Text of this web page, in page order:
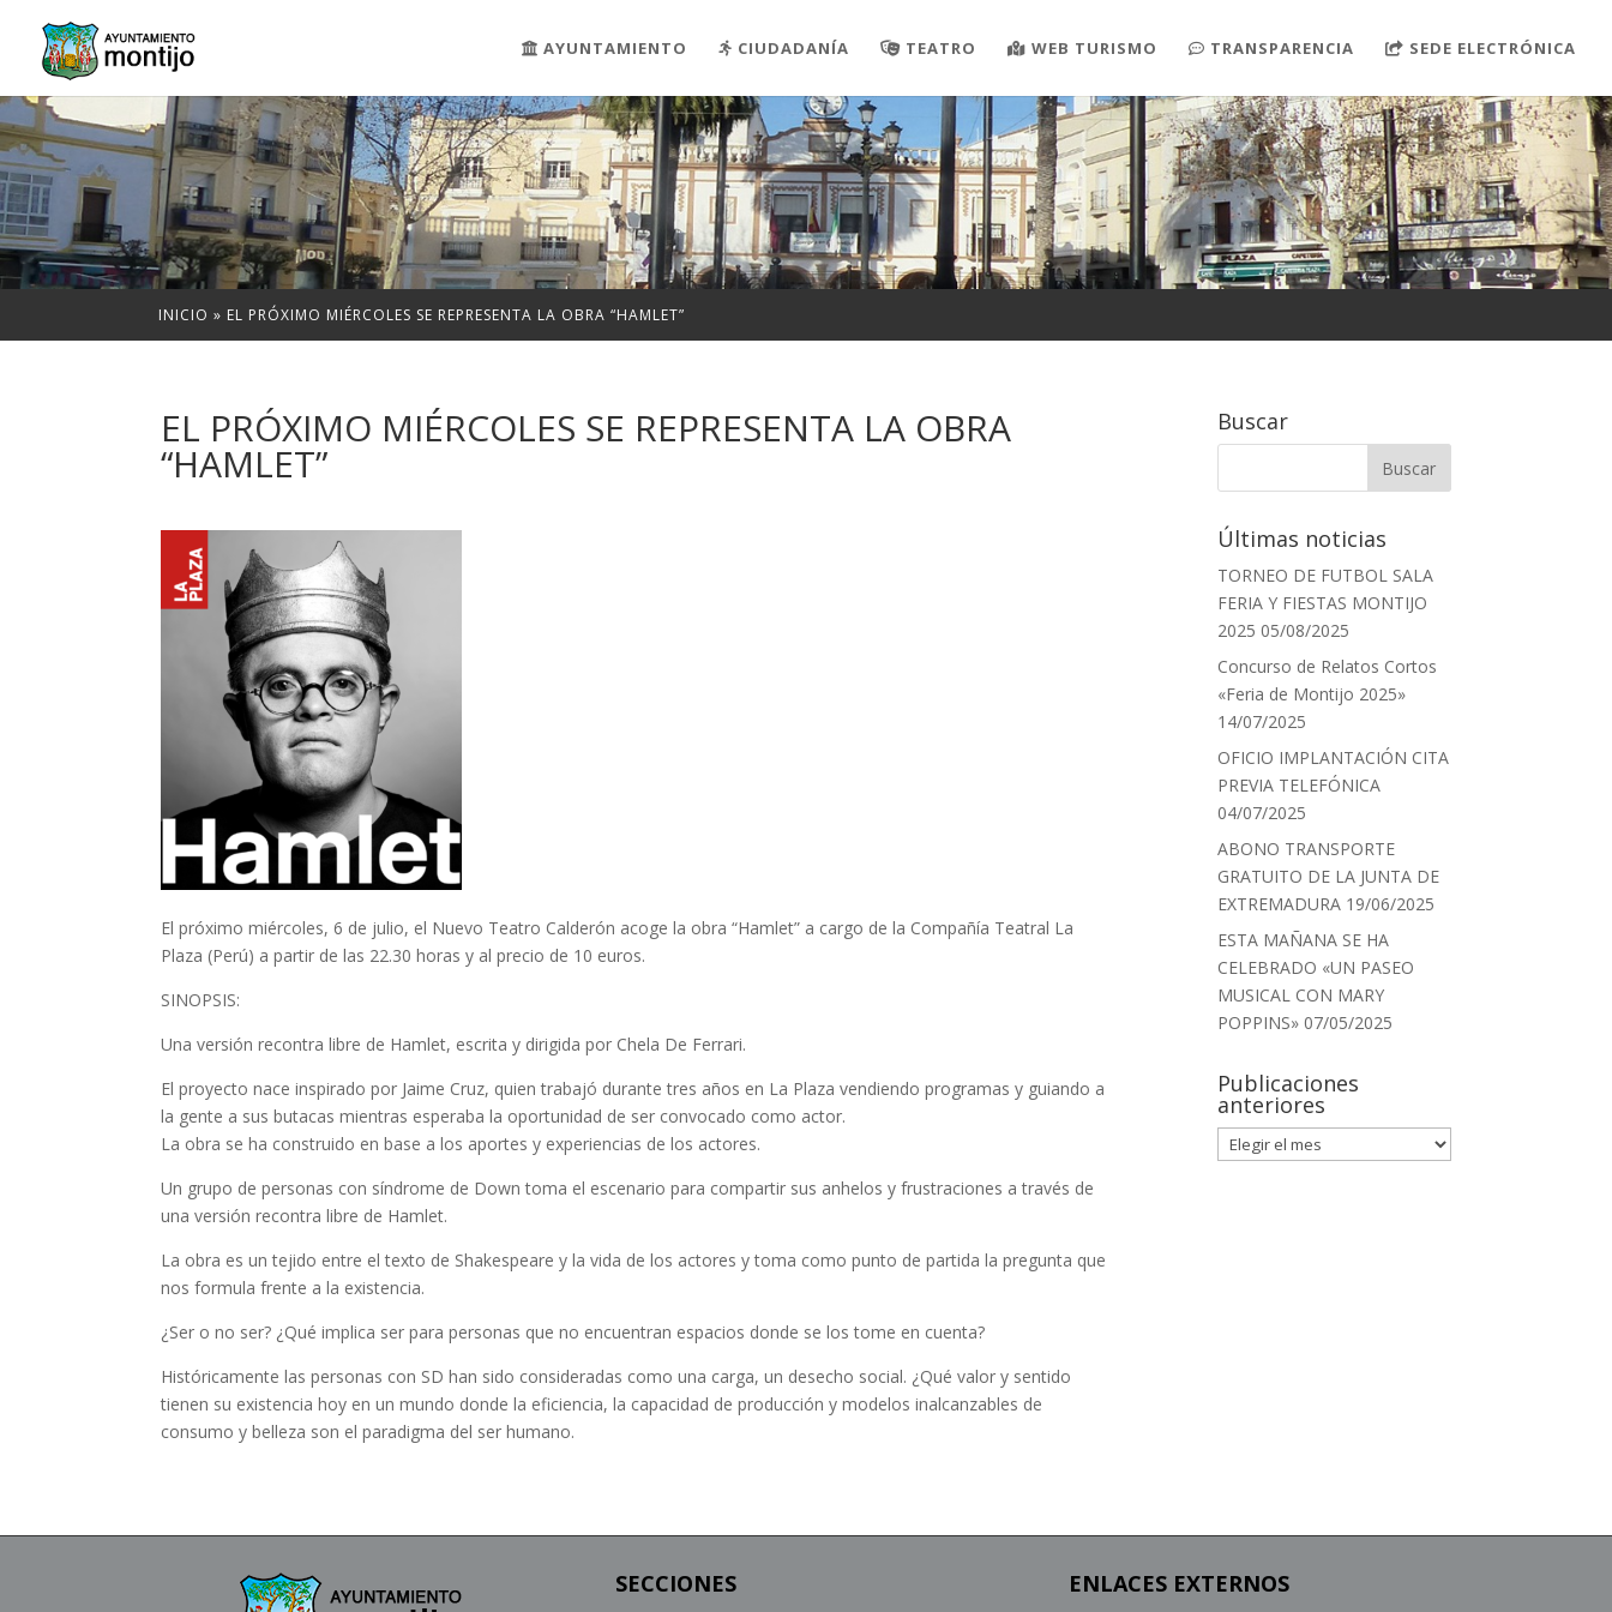
AYUNTAMIENTO CIUDADANÍA TEATRO WEB TURISMO TRANSPARENCIA SEDE ELECTRÓNICA
INICIO » EL PRÓXIMO MIÉRCOLES SE REPRESENTA LA OBRA “HAMLET”
EL PRÓXIMO MIÉRCOLES SE REPRESENTA LA OBRA
“HAMLET”
El próximo miércoles, 6 de julio, el Nuevo Teatro Calderón acoge la obra “Hamlet” a cargo de la Compañía Teatral La
Plaza (Perú) a partir de las 22.30 horas y al precio de 10 euros.
SINOPSIS:
Una versión recontra libre de Hamlet, escrita y dirigida por Chela De Ferrari.
El proyecto nace inspirado por Jaime Cruz, quien trabajó durante tres años en La Plaza vendiendo programas y guiando a
la gente a sus butacas mientras esperaba la oportunidad de ser convocado como actor.
La obra se ha construido en base a los aportes y experiencias de los actores.
Un grupo de personas con síndrome de Down toma el escenario para compartir sus anhelos y frustraciones a través de
una versión recontra libre de Hamlet.
La obra es un tejido entre el texto de Shakespeare y la vida de los actores y toma como punto de partida la pregunta que
nos formula frente a la existencia.
¿Ser o no ser? ¿Qué implica ser para personas que no encuentran espacios donde se los tome en cuenta?
Históricamente las personas con SD han sido consideradas como una carga, un desecho social. ¿Qué valor y sentido
tienen su existencia hoy en un mundo donde la eficiencia, la capacidad de producción y modelos inalcanzables de
consumo y belleza son el paradigma del ser humano.
Buscar
Últimas noticias
TORNEO DE FUTBOL SALA
FERIA Y FIESTAS MONTIJO
2025 05/08/2025
Concurso de Relatos Cortos
«Feria de Montijo 2025»
14/07/2025
OFICIO IMPLANTACIÓN CITA
PREVIA TELEFÓNICA
04/07/2025
ABONO TRANSPORTE
GRATUITO DE LA JUNTA DE
EXTREMADURA 19/06/2025
ESTA MAÑANA SE HA
CELEBRADO «UN PASEO
MUSICAL CON MARY
POPPINS» 07/05/2025
Publicaciones
anteriores
SECCIONES ENLACES EXTERNOS